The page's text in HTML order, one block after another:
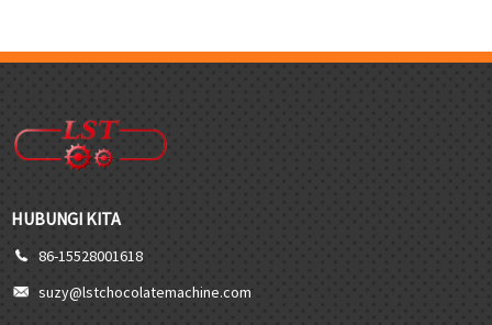
HUBUNGI KITA
86-15528001618
suzy@lstchocolatemachine.com